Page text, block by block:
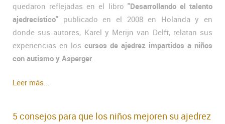
quedaron reflejadas en el libro "Desarrollando el talento
ajedrecístico" publicado en el 2008 en Holanda y en
donde sus autores, Karel y Merijn van Delft, relatan sus
experiencias en los cursos de ajedrez impartidos a niños
con autismo y Asperger
Leer más...
5 consejos para que los niños mejoren su ajedrez